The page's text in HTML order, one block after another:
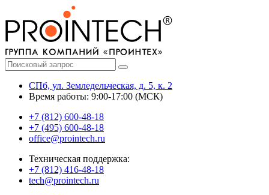
СПб, ул. Земледельческая, д. 5, к. 2
Время работы: 9:00-17:00 (МСК)
+7 (812) 600-48-18
+7 (495) 600-48-18
office@prointech.ru
Техническая поддержка:
+7 (812) 416-48-18
tech@prointech.ru